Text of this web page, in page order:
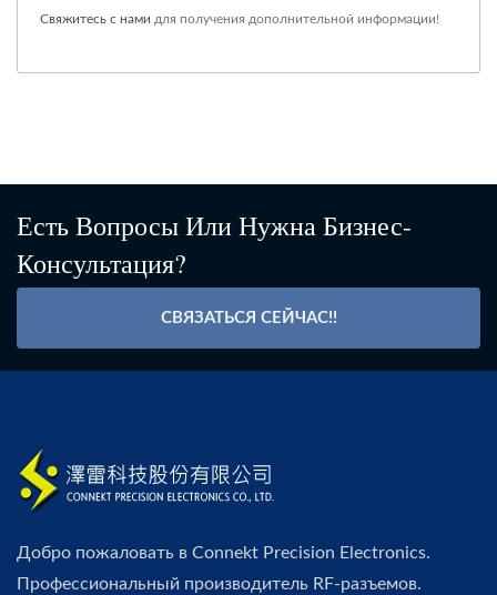
Свяжитесь с нами для получения дополнительной информации!
Есть Вопросы Или Нужна Бизнес-
Консультация?
СВЯЗАТЬСЯ СЕЙЧАС!!
Добро пожаловать в Connekt Precision Electronics.
Профессиональный производитель RF-разъемов.